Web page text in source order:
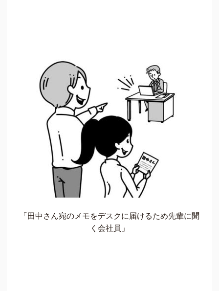
「田中さん宛のメモをデスクに届けるため先輩に聞
く会社員」